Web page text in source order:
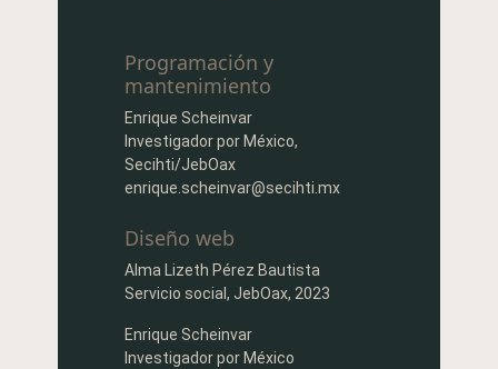
Programación y
mantenimiento
Enrique Scheinvar
Investigador por México,
Secihti/JebOax
enrique.scheinvar@secihti.mx
Diseño web
Alma Lizeth Pérez Bautista
Servicio social, JebOax, 2023
Enrique Scheinvar
Investigador por México